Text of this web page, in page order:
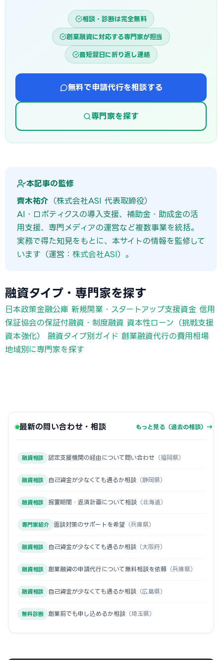
相談・診断は完全無料
創業融資に対応する専門家が担当
最短翌日に折り返し連絡
無料で申請代行を相談する
専門家を探す
本記事の監修
齊木祐介 （株式会社ASI 代表取締役）
AI・ロボティクスの導入支援、補助金・助成金の活
用支援、専門メディアの運営など複数事業を統括。
実務で得た知見をもとに、本サイトの情報を監修して
います（運営： 株式会社ASI）。
融資タイプ・専門家を探す
日本政策金融公庫 新規開業・スタートアップ支援資金 信用
保証協会の保証付融資・制度融資 資本性ローン（挑戦支援
資本強化）
融資タイプ別ガイド 創業融資代行の費用相場
地域別に専門家を探す
最新の問い合わせ・相談 もっと見る（過去の相談）→
融資相談 認定支援機関の経由について問い合わせ （福岡県）
融資相談 自己資金が少なくても通るか相談 （静岡県）
融資相談 据置期間・返済計画について相談 （北海道）
専門家紹介 面談対策のサポートを希望 （兵庫県）
融資相談 自己資金が少なくても通るか相談 （大阪府）
融資相談 創業融資の申請代行について無料相談を依頼 （兵庫県）
融資相談 自己資金が少なくても通るか相談 （広島県）
無料診断 創業前でも申し込めるか相談 （埼玉県）